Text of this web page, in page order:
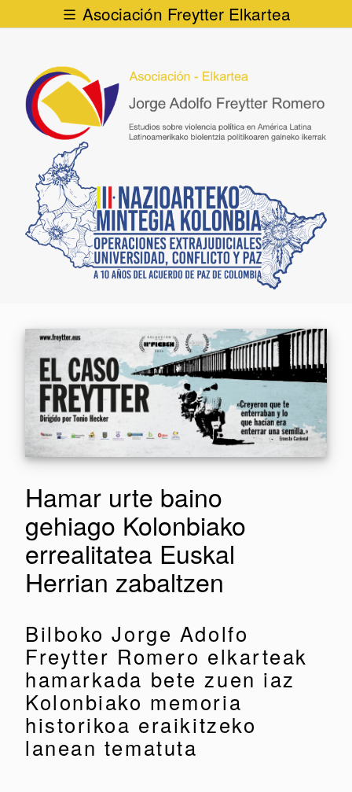
Asociación Freytter Elkartea
Hamar urte baino
gehiago Kolonbiako
errealitatea Euskal
Herrian zabaltzen
Bilboko Jorge Adolfo
Freytter Romero elkarteak
hamarkada bete zuen iaz
Kolonbiako memoria
historikoa eraikitzeko
lanean tematuta